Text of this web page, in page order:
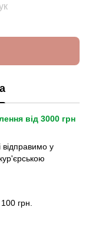
від 3000 грн
у
грн.